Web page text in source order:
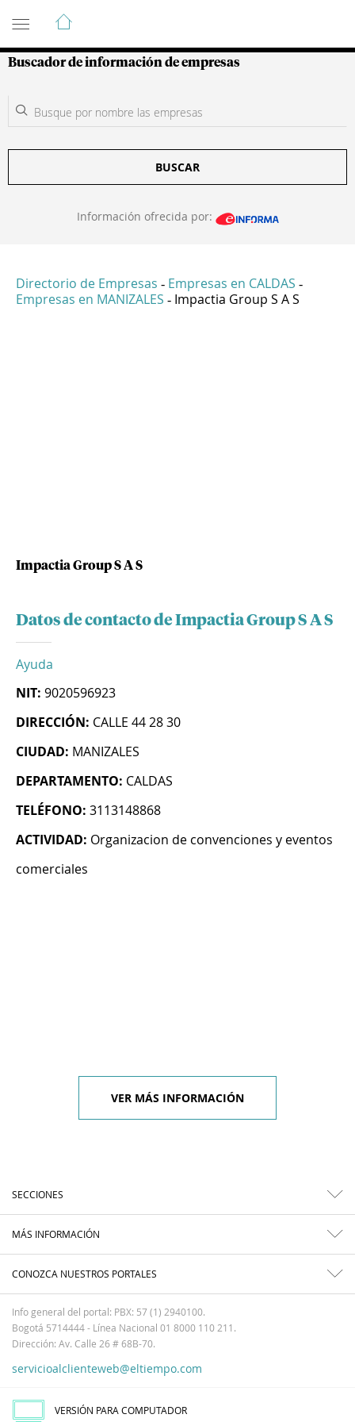
Guía de Empresas Colombianas
Buscador de información de empresas
BUSCAR
Información ofrecida por:
Directorio de Empresas - Empresas en CALDAS -
Empresas en MANIZALES - Impactia Group S A S
Impactia Group S A S
Datos de contacto de Impactia Group S A S
Ayuda
NIT: 9020596923
DIRECCIÓN: CALLE 44 28 30
CIUDAD: MANIZALES
DEPARTAMENTO: CALDAS
TELÉFONO: 3113148868
ACTIVIDAD: Organizacion de convenciones y eventos
comerciales
VER MÁS INFORMACIÓN
SECCIONES
MÁS INFORMACIÓN
CONOZCA NUESTROS PORTALES
Info general del portal: PBX: 57 (1) 2940100.
Bogotá 5714444 - Línea Nacional 01 8000 110 211.
Dirección: Av. Calle 26 # 68B-70.
servicioalclienteweb@eltiempo.com
VERSIÓN PARA COMPUTADOR